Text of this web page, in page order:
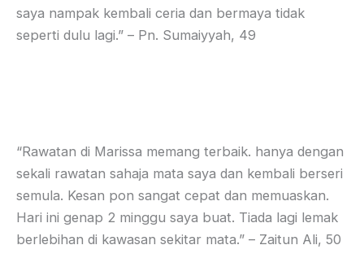
saya nampak kembali ceria dan bermaya tidak
seperti dulu lagi.” – Pn. Sumaiyyah, 49
“Rawatan di Marissa memang terbaik. hanya dengan
sekali rawatan sahaja mata saya dan kembali berseri
semula. Kesan pon sangat cepat dan memuaskan.
Hari ini genap 2 minggu saya buat. Tiada lagi lemak
berlebihan di kawasan sekitar mata.” – Zaitun Ali, 50